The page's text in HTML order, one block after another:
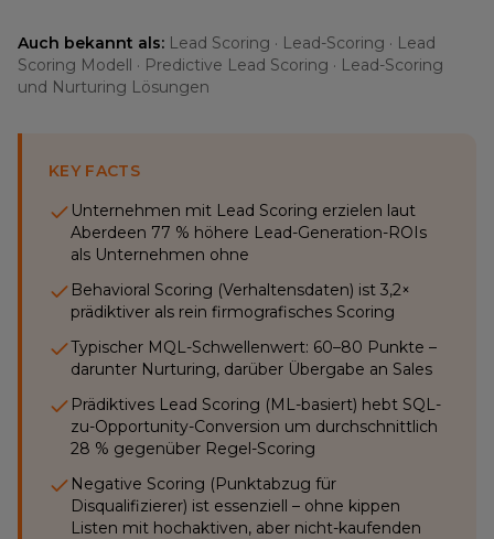
Auch bekannt als: Lead Scoring · Lead-Scoring · Lead
Scoring Modell · Predictive Lead Scoring · Lead-Scoring
und Nurturing Lösungen
KEY FACTS
Unternehmen mit Lead Scoring erzielen laut
Aberdeen 77 % höhere Lead-Generation-ROIs
als Unternehmen ohne
Behavioral Scoring (Verhaltensdaten) ist 3,2×
prädiktiver als rein firmografisches Scoring
Typischer MQL-Schwellenwert: 60–80 Punkte –
darunter Nurturing, darüber Übergabe an Sales
Prädiktives Lead Scoring (ML-basiert) hebt SQL-
zu-Opportunity-Conversion um durchschnittlich
28 % gegenüber Regel-Scoring
Negative Scoring (Punktabzug für
Disqualifizierer) ist essenziell – ohne kippen
Listen mit hochaktiven, aber nicht-kaufenden